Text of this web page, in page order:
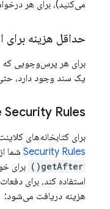
می‌کنید)، برای هر
حداقل هزینه برای
برای هر پرس‌وجویی که
یک سند وجود دارد،
Security Rules
برای کتابخانه‌های
Security Rules شما از
getAfter()
برای
استفاده کند، برای
هزینه دریافت می‌شود: